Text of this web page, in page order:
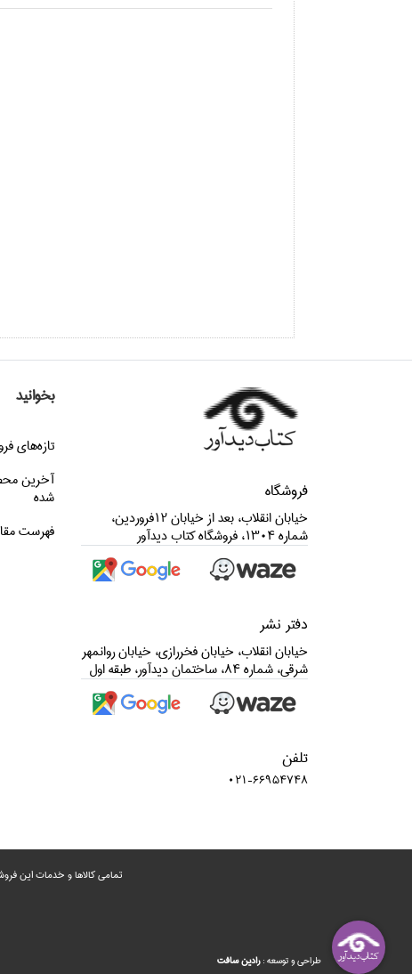
فروشگاه
خيابان انقلاب، بعد از خيابان 12فروردين،
شماره 1304، فروشگاه كتاب ديدآور
دفتر نشر
خيابان انقلاب، خيابان فخررازي، خيابان روانمهر
شرقي، شماره 84، ساختمان ديدآور، طبقه اول
تلفن
021-66954748
بخوانید
تازه‌هاي
آخرین
شده
فهرست
تمامی‌ کالاها و خدمات این
طراحي و توسعه : رادين‌ سافت